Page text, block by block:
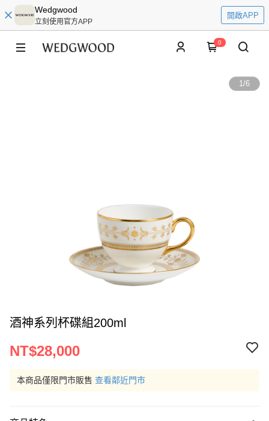
Wedgwood
立刻使用官方APP
開啟APP
0
1/6
酒神系列杯碟組200ml
NT$28,000
本商品僅限門市販售 查看鄰近門市